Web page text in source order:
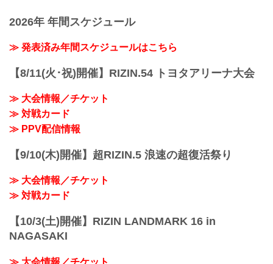
Twitter：@risaaa_0411
去年に引き続き継続することが出来て嬉
す。
2026年 年間スケジュール
≫ 発表済み年間スケジュールはこちら
【8/11(火･祝)開催】RIZIN.54 トヨタアリーナ大会
≫ 大会情報／チケット
≫ 対戦カード
≫ PPV配信情報
【9/10(木)開催】超RIZIN.5 浪速の超復活祭り
≫ 大会情報／チケット
≫ 対戦カード
【10/3(土)開催】RIZIN LANDMARK 16 in
NAGASAKI
≫ 大会情報／チケット